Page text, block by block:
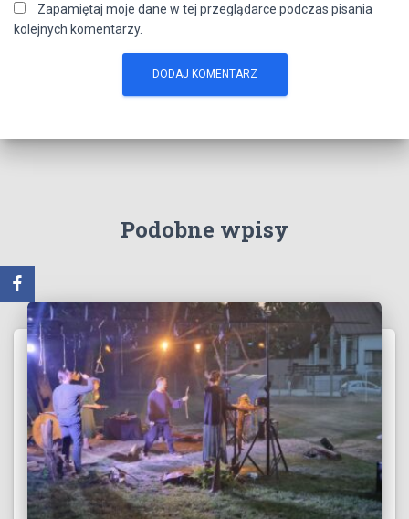
Zapamiętaj moje dane w tej przeglądarce podczas pisania
kolejnych komentarzy.
Podobne wpisy